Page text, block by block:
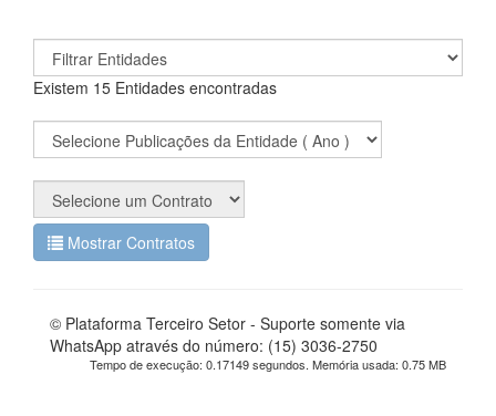
Existem 15 Entidades encontradas
Mostrar Contratos
© Plataforma Terceiro Setor - Suporte somente via
WhatsApp através do número: (15) 3036-2750
Tempo de execução: 0.17149 segundos. Memória usada: 0.75 MB